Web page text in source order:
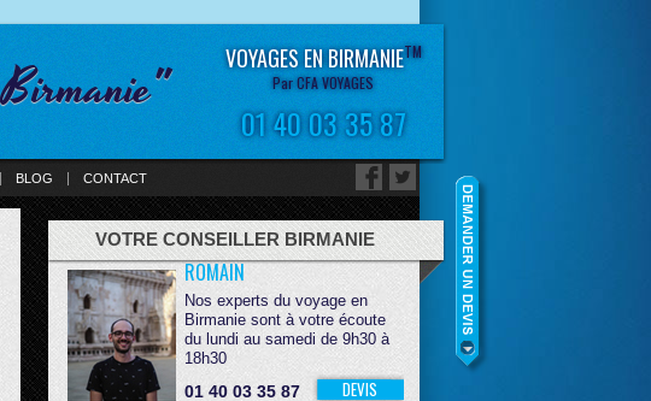
VOYAGES EN BIRMANIETM
Par CFA VOYAGES
01 40 03 35 87
BLOG CONTACT
ROMAIN
Nos experts du voyage en
Birmanie sont à votre écoute
du lundi au samedi de 9h30 à
18h30
01 40 03 35 87 DEVIS
VOTRE CONSEILLER BIRMANIE